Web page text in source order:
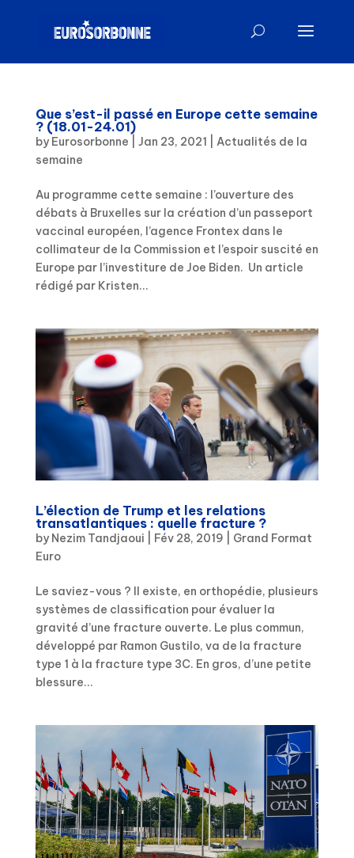
Que s’est-il passé en Europe cette semaine
? (18.01-24.01)
by Eurosorbonne Jan 23, 2021
Actualités de la
semaine
Au programme cette semaine : l’ouverture des
débats à Bruxelles sur la création d’un passeport
vaccinal européen, l’agence Frontex dans le
collimateur de la Commission et l’espoir suscité en
Europe par l’investiture de Joe Biden. Un article
rédigé par Kristen...
L’élection de Trump et les relations
transatlantiques : quelle fracture ?
by Nezim Tandjaoui Fév 28, 2019
Grand Format
Euro
Le saviez-vous ? Il existe, en orthopédie, plusieurs
systèmes de classification pour évaluer la
gravité d’une fracture ouverte. Le plus commun,
développé par Ramon Gustilo, va de la fracture
type 1 à la fracture type 3C. En gros, d’une petite
blessure...